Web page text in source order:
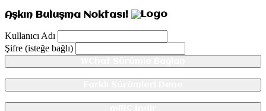
Aşkın Buluşma Noktası!
Kullanıcı Adı
Şifre (isteğe bağlı)